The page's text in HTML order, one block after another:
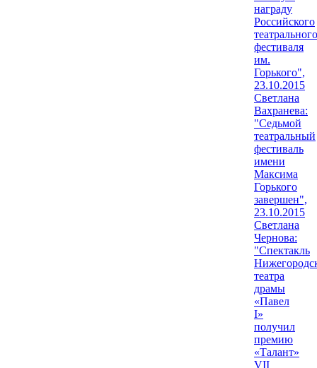
награду
Российского
театрального
фестиваля
им.
Горького",
23.10.2015
Светлана
Вахранева:
"Седьмой
театральный
фестиваль
имени
Максима
Горького
завершен",
23.10.2015
Светлана
Чернова:
"Спектакль
театра
драмы
«Павел
I»
получил
премию
«Талант»
VII